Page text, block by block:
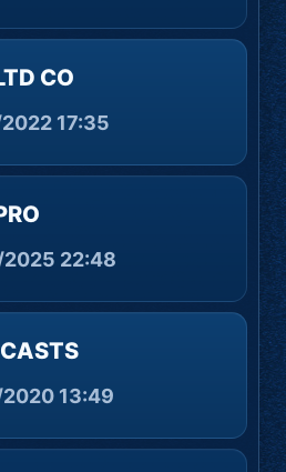
CO
17:35
22:48
13:49